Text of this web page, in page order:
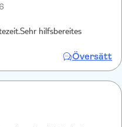
hilfsbereites
Översätt